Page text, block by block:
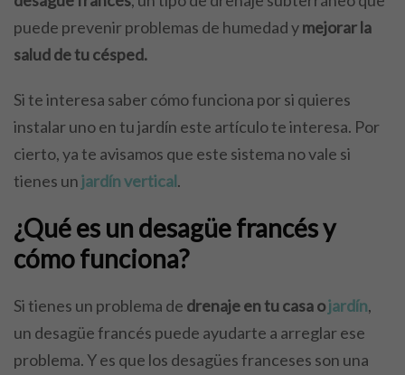
puede prevenir problemas de humedad ymejorar la
salud de tu césped.
Si te interesa saber cómo funciona por si quieres
instalar uno en tu jardín este artículo te interesa. Por
cierto, ya te avisamos que este sistema no vale si
tienes unjardín vertical.
¿Qué es un desagüe francés y
cómo funciona?
Si tienes un problema de drenaje en tu casa ojardín,
un desagüe francés puede ayudarte a arreglar ese
problema. Y es que los desagües franceses son una